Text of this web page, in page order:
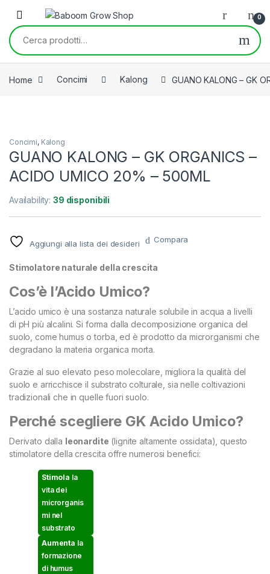
Skip to navigation
Skip to content
0
Cerca:
Home Concimi Kalong GUANO KALONG – GK
Concimi, Kalong
GUANO KALONG – GK ORGANICS –
ACIDO UMICO 20% – 500ML
Availability:39 disponibili
Aggiungi alla lista dei desideri Compara
Stimolatore naturale della crescita
Cos’è l’Acido Umico?
L’acido umico è una sostanza naturale solubile in acqua a livelli
di pH più alcalini. Si forma dalla decomposizione organica del
suolo, come humus o torba, ed è prodotto da microrganismi che
degradano la materia organica morta.
Grazie al suo elevato peso molecolare, migliora la qualità del
suolo e arricchisce il substrato colturale, sia nelle coltivazioni
tradizionali che in quelle fuori suolo.
Perché scegliere GK Acido Umico?
Derivato dalla leonardite (lignite altamente ossidata), questo
stimolatore della crescita offre numerosi benefici:
Stimola la
vita dei
microrganis
mi nel
substrato
Aumenta la
formazione
di humus